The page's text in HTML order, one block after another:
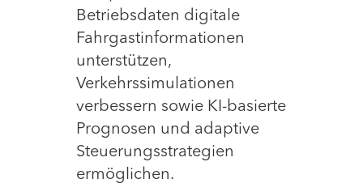
Betriebsdaten digitale
Fahrgastinformationen
unterstützen,
Verkehrssimulationen
verbessern sowie KI-basierte
Prognosen und adaptive
Steuerungsstrategien
ermöglichen.